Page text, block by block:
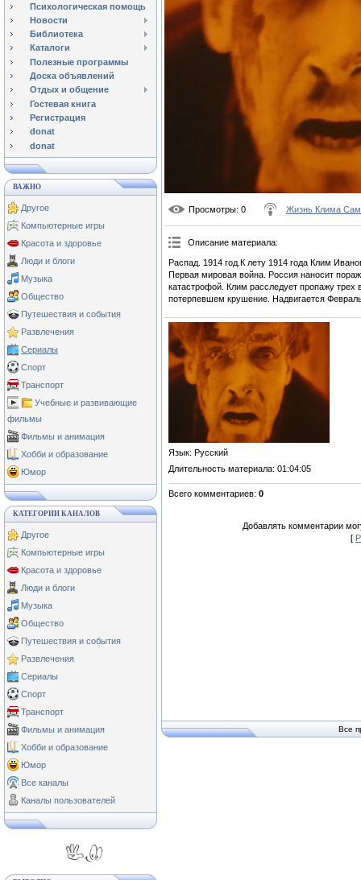
Психологическая помощь
Новости
Библиотека
Каталоги
Полезные программы
Доска объявлений
Отдых и общение
Гостевая книга
Регистрация
donat
donat
ВАЖНО
Другое
Компьютерные игры
Красота и здоровье
Люди и блоги
Музыка
Общество
Путешествия и события
Развлечения
Сериалы
Спорт
Транспорт
Учебные и развивающие
фильмы
Фильмы и анимация
Хобби и образование
Юмор
КАТЕГОРИИ КАНАЛОВ
Другое
Компьютерные игры
Красота и здоровье
Люди и блоги
Музыка
Общество
Путешествия и события
Развлечения
Сериалы
Спорт
Транспорт
Фильмы и анимация
Хобби и образование
Юмор
Все каналы
Каналы пользователей
Просмотры: 0 Жизнь Клима
Описание материала:
Распад. 1914 год.К лету 1914 года Клим
Первая мировая война. Россия наносит
катастрофой. Клим расследует пропажу трех
потерпевшем крушение. Надвигается
Язык: Русский
Длительность материала: 01:04:05
Всего комментариев: 0
Добавлять комментарии
[
Все